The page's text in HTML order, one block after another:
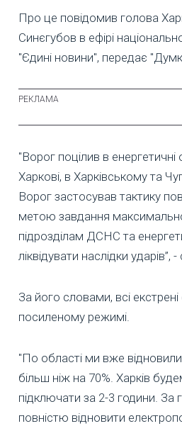
Про це повідомив голова
Синєгубов в ефірі
"Єдині новини", передає
"Ворог поцілив в
Харкові, в Харківському та
Ворог застосував тактику
метою завдання
підрозділам ДСНС та
ліквідувати наслідки
За його словами, всі
посиленому режимі.
"По області ми вже
більш ніж на 70%. Харків
підключати за 2-3 години. За
повністю відновити